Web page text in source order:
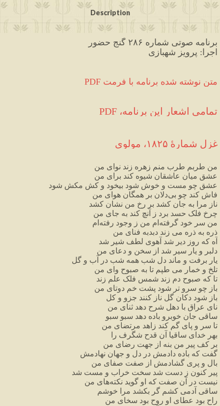
Description
برنامه صوتی شماره ۲۸۶ گنج حضور
اجرا: پرویز شهبازی
PDF متن نوشته شده برنامه با فرمت
تمامی اشعار این برنامه، PDF
غزل شمارهٔ ۱۸۲۵، مولوی
من طربم طرب منم زهره زند نوای من
عشق میان عاشقان شیوه کند برای من
عشق چو مست و خوش شود بیخود و کش مکش شود
فاش کند چو بیدلان بر همگان هوای من
ناز مرا به جان کشد بر رخ من نشان کشد
چرخ فلک حسد برد ز آنچ کند به جای من
من سر خود گرفته ام من ز وجود رفته ام
ذره به ذره می زند دبدبه فنای من
آه که روز دیر شد آهوی لطف شیر شد
دلبر و یار سیر شد از سخن و دعای من
یار برفت و ماند دل شب همه شب در آب و گل
تلخ و خمار می طپم تا به صبوح وای من
تا که صبوح دم زند شمس فلک علم زند
باز چو سرو تر شود پشت خم دوتای من
باز شود دکان گل ناز کنند جزو و کل
نای عراق با دهل شرح دهد ثنای من
ساقی جان خوبرو باده دهد سبو سبو
تا سر و پای گم کند زاهد مرتضای من
بهر خدای ساقیا آن قدح شگرف را
بر کف پیر من بنه از جهت رضای من
گفت که باده دادمش در دل و جهان نهادمش
بال و پری گشادمش از صفت صفای من
پیر کنون ز دست شد سخت خراب و مست شد
نیست در آن صفت که او گوید نکتههای من
ساقی آدمی کشم گر بکشد مرا
خوشم
راح بود عطای او روح بود سخای من